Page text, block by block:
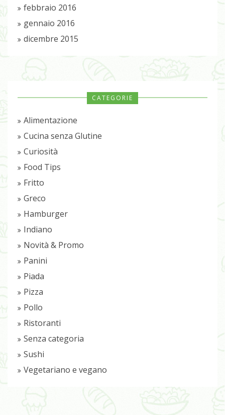
febbraio 2016
gennaio 2016
dicembre 2015
CATEGORIE
Alimentazione
Cucina senza Glutine
Curiosità
Food Tips
Fritto
Greco
Hamburger
Indiano
Novità & Promo
Panini
Piada
Pizza
Pollo
Ristoranti
Senza categoria
Sushi
Vegetariano e vegano